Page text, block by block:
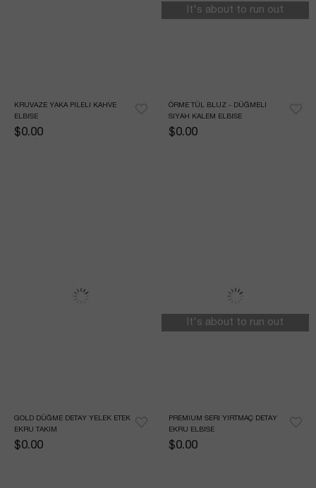
KRUVAZE YAKA PILELI KAHVE
ELBISE
$0.00
ÖRME TÜL BLUZ - DÜĞMELI
SIYAH KALEM ELBISE
$0.00
It's about to run out
GOLD DÜĞME DETAY YELEK ETEK
EKRU TAKIM
$0.00
PREMIUM SERI YIRTMAÇ DETAY
EKRU ELBISE
$0.00
It's about to run out